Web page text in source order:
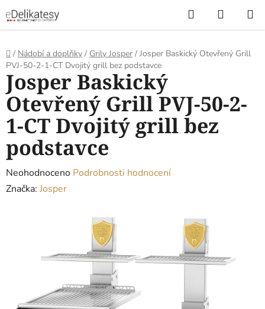
na
obsah
Hledat
KOŠÍK
Domů
/ Nádobí a doplňky / Grily Josper / Josper Baskický Otevřený Grill
PVJ-50-2-1-CT Dvojitý grill bez podstavce
Josper Baskický
Otevřený Grill PVJ-50-2-
1-CT Dvojitý grill bez
podstavce
Průměrné
hodnocení
Neohodnoceno Podrobnosti hodnocení
Značka: Josper